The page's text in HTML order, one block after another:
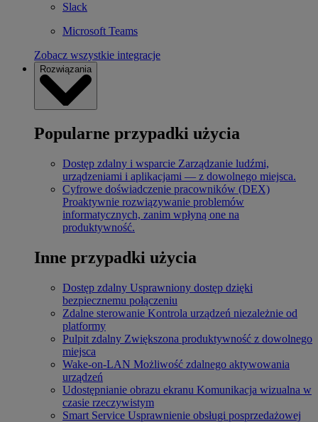
Slack
Microsoft Teams
Zobacz wszystkie integracje
Rozwiązania
Popularne przypadki użycia
Dostęp zdalny i wsparcie Zarządzanie ludźmi,
urządzeniami i aplikacjami — z dowolnego miejsca.
Cyfrowe doświadczenie pracowników (DEX)
Proaktywnie rozwiązywanie problemów
informatycznych, zanim wpłyną one na
produktywność.
Inne przypadki użycia
Dostęp zdalny Usprawniony dostęp dzięki
bezpiecznemu połączeniu
Zdalne sterowanie Kontrola urządzeń niezależnie od
platformy
Pulpit zdalny Zwiększona produktywność z dowolnego
miejsca
Wake-on-LAN Możliwość zdalnego aktywowania
urządzeń
Udostępnianie obrazu ekranu Komunikacja wizualna w
czasie rzeczywistym
Smart Service Usprawnienie obsługi posprzedażowej